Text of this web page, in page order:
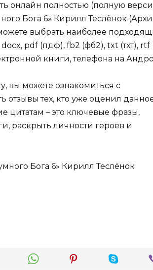
онлайн полностью (полную
Бога 6» Кирилл Теслёнок
выбрать наиболее
pdf (пдф), fb2 (фб2), txt (тхт), rtf
книги, телефона на
вы можете ознакомиться с
отзывы тех, кто уже оценил
цитатам – это ключевые фразы,
раскрыть личности героев и
Бога 6» Кирилл Теслёнок